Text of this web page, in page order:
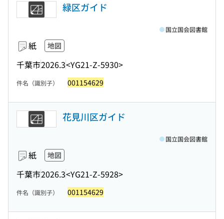
緑区ガイド
紙 地図
千葉市2026.3<YG21-Z-5930>
国立国会図書館
件名（識別子） 001154629
花見川区ガイド
紙 地図
千葉市2026.3<YG21-Z-5928>
国立国会図書館
件名（識別子） 001154629